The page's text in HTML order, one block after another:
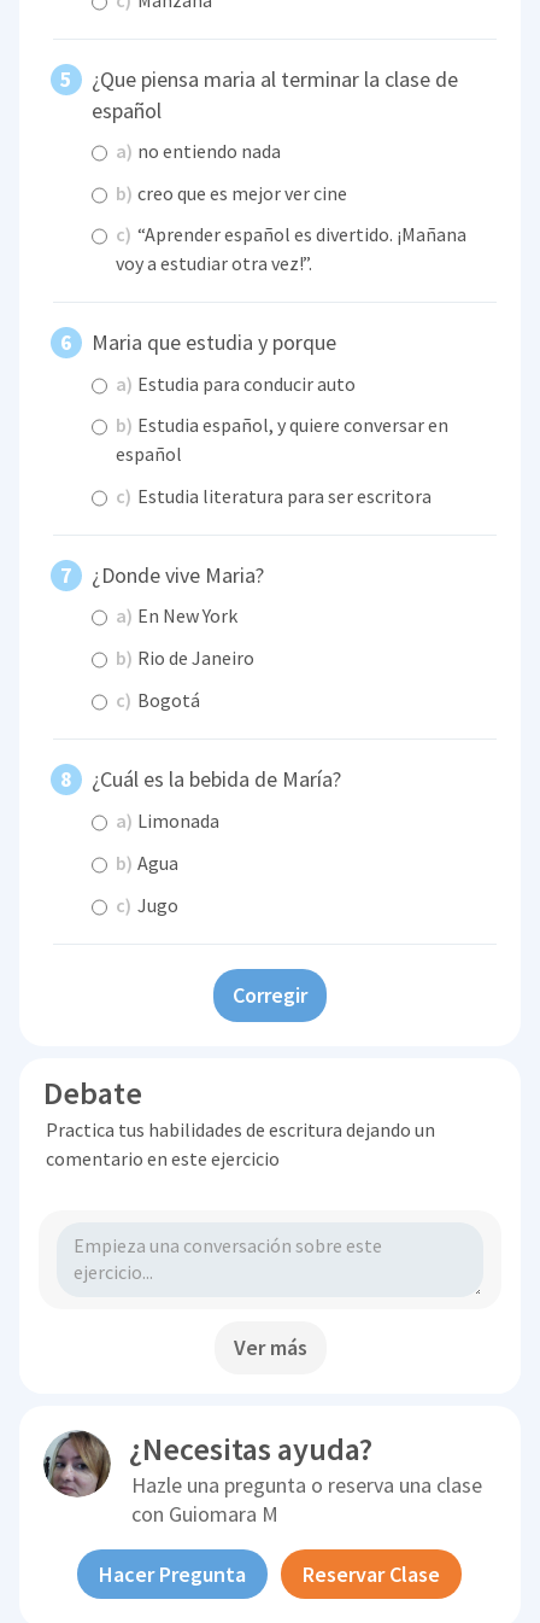
¿Que piensa maria al terminar la clase de
español
a) no entiendo nada
b) creo que es mejor ver cine
c) “Aprender español es divertido. ¡Mañana
voy a estudiar otra vez!”.
Maria que estudia y porque
a) Estudia para conducir auto
b) Estudia español, y quiere conversar en
español
c) Estudia literatura para ser escritora
¿Donde vive Maria?
a) En New York
b) Rio de Janeiro
c) Bogotá
¿Cuál es la bebida de María?
a) Limonada
b) Agua
c) Jugo
Corregir
Debate
Practica tus habilidades de escritura dejando un
comentario en este ejercicio
Ver más
¿Necesitas ayuda?
Hazle una pregunta o reserva una clase
con Guiomara M
Hacer Pregunta Reservar Clase